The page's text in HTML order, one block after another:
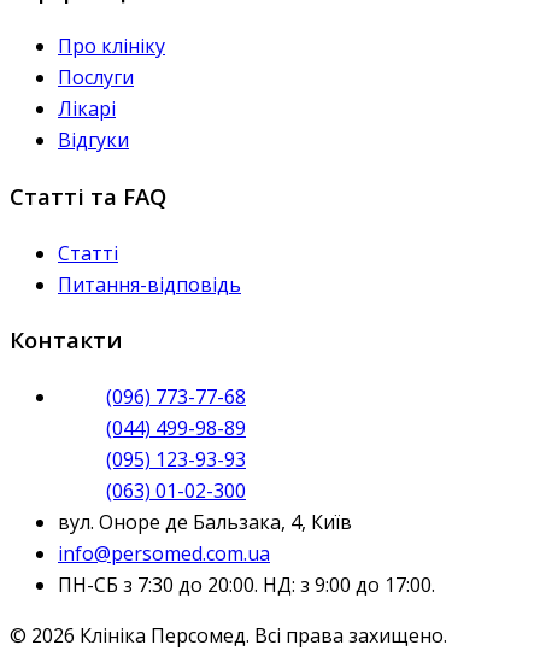
Про клініку
Послуги
Лікарі
Відгуки
Статті та FAQ
Статті
Питання-відповідь
Контакти
(096) 773-77-68
(044) 499-98-89
(095) 123-93-93
(063) 01-02-300
вул. Оноре де Бальзака, 4, Київ
info@persomed.com.ua
ПН-СБ з 7:30 до 20:00. НД: з 9:00 до 17:00.
© 2026 Клініка Персомед. Всі права захищено.